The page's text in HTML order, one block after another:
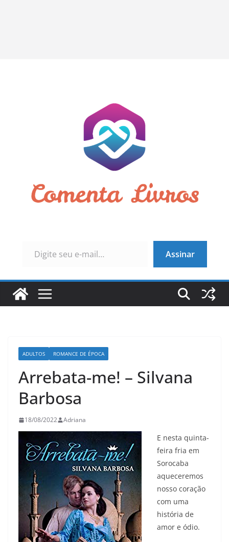
Assinar
ADULTOS ROMANCE DE ÉPOCA
Arrebata-me! – Silvana
Barbosa
18/08/2022 Adriana
E nesta quinta-
feira fria em
Sorocaba
aqueceremos
nosso coração
com uma
história de
amor e ódio.